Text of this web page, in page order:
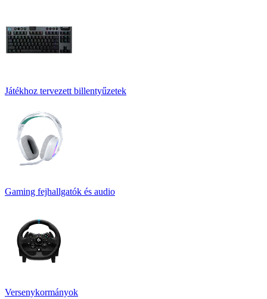
Játékhoz tervezett billentyűzetek
Gaming fejhallgatók és audio
Versenykormányok